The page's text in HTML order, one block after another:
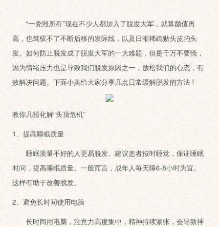
“一秃毁所有”现在不少人都加入了脱发大军，就算颜值再
高，也驾驭不了不断后移的发际线，以及日渐稀疏贴头皮的头
发。如何防止脱发成了脱发大军的一大难题，但是千万不要慌，
因为情绪压力也是导致我们脱发原因之一，放松我们的心态，有
效解决问题。下面小美给大家分享几点日常缓解脱发的方法 !
教你几招化解“头顶危机”
1、提高睡眠质量
睡眠质量不好的人更易脱发。建议患者按时睡觉，保证睡眠
时间，提高睡眠质量。一般而言，成年人每天睡6-8小时为宜。
这样有助于改善脱发。
2、避免长时间使用电脑
长时间用电脑，注意力高度集中，精神持续紧张，会导致神